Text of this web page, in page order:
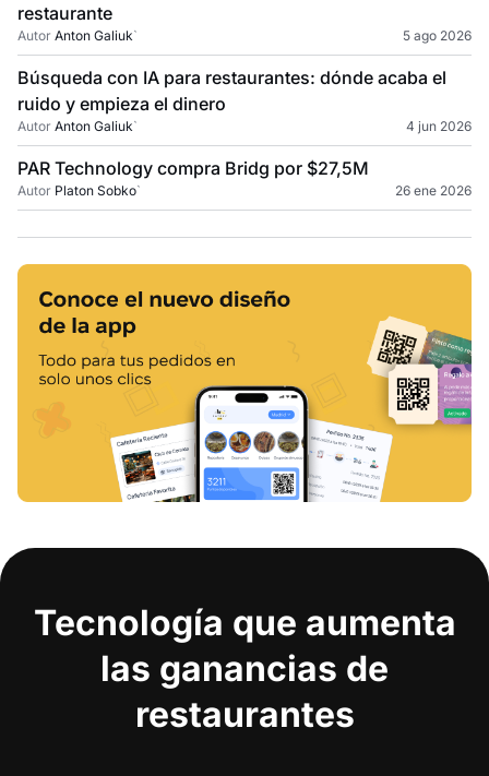
restaurante
Autor Anton Galiuk` 5 ago 2026
Búsqueda con IA para restaurantes: dónde acaba el
ruido y empieza el dinero
Autor Anton Galiuk` 4 jun 2026
PAR Technology compra Bridg por $27,5M
Autor Platon Sobko` 26 ene 2026
Tecnología que aumenta
las ganancias de
restaurantes